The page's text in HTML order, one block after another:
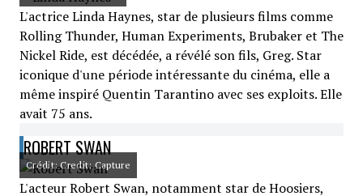
L'actrice Linda Haynes, star de plusieurs films comme
Rolling Thunder, Human Experiments, Brubaker et The
Nickel Ride, est décédée, a révélé son fils, Greg. Star
iconique d'une période intéressante du cinéma, elle a
même inspiré Quentin Tarantino avec ses exploits. Elle
avait 75 ans.
ROBERT SWAN
Crédit: Credit: Capture
L'acteur Robert Swan, notamment star de Hoosiers,